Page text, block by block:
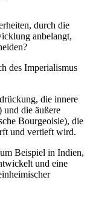
durch die
anbelangt,
des Imperialismus
die innere
und die äußere
Bourgeoisie), die
und vertieft wird.
Beispiel in Indien,
und eine